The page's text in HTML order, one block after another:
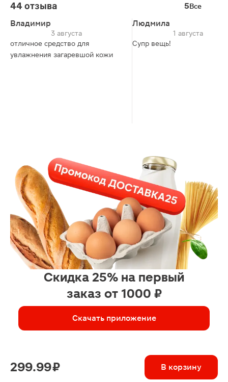
44 отзыва 5Все
Владимир
3 августа
отличное средство для
увлажнения загаревшой кожи
Людмила
1 августа
Супр вещь!
Скидка 25% на первый
заказ от 1000 ₽
Скачать приложение
299.99 ₽ В корзину